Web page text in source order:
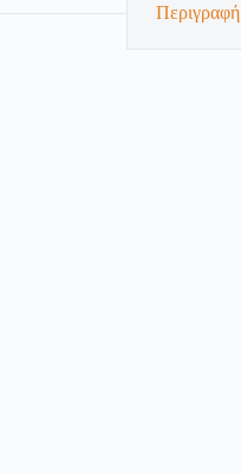
Περιγραφή